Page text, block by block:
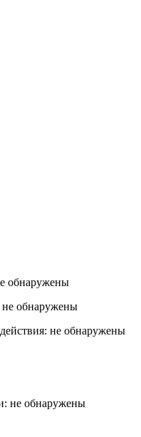
обнаружены
не обнаружены
не обнаружены
не обнаружены